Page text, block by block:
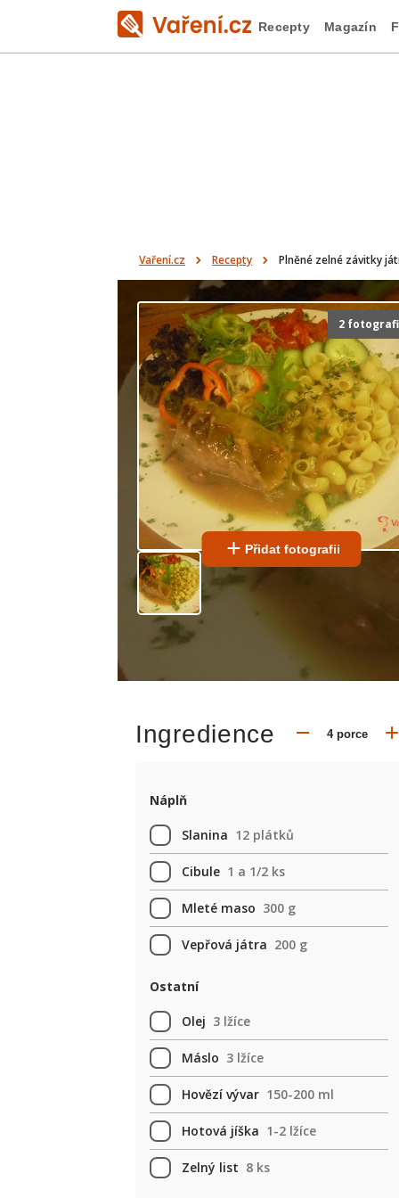
Recepty Magazín
Vaření.cz Recepty Plněné zelné závitky
2
Přidat fotografii
Ingredience
Náplň
Slanina 12 plátků
Cibule 1 a 1/2 ks
Mleté maso 300 g
Vepřová játra 200 g
Ostatní
Olej 3 lžíce
Máslo 3 lžíce
Hovězí vývar 150-200 ml
Hotová jíška 1-2 lžíce
Zelný list 8 ks